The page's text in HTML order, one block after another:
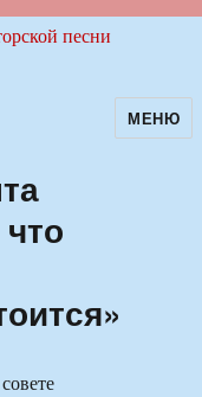
авторскойМЕНЮ